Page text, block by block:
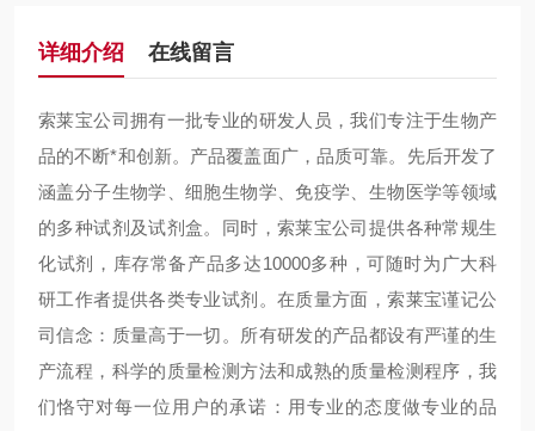
详细介绍 在线留言
索莱宝公司拥有一批专业的研发人员，我们专注于生物产
品的不断*和创新。产品覆盖面广，品质可靠。先后开发了
涵盖分子生物学、细胞生物学、免疫学、生物医学等领域
的多种试剂及试剂盒。同时，索莱宝公司提供各种常规生
化试剂，库存常备产品多达10000多种，可随时为广大科
研工作者提供各类专业试剂。在质量方面，索莱宝谨记公
司信念：质量高于一切。所有研发的产品都设有严谨的生
产流程，科学的质量检测方法和成熟的质量检测程序，我
们恪守对每一位用户的承诺：用专业的态度做专业的品